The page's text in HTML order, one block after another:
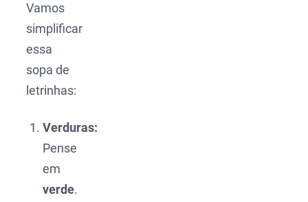
Vamos
simplificar
essa
sopa de
letrinhas:
Verduras:
Pense
em
verde.